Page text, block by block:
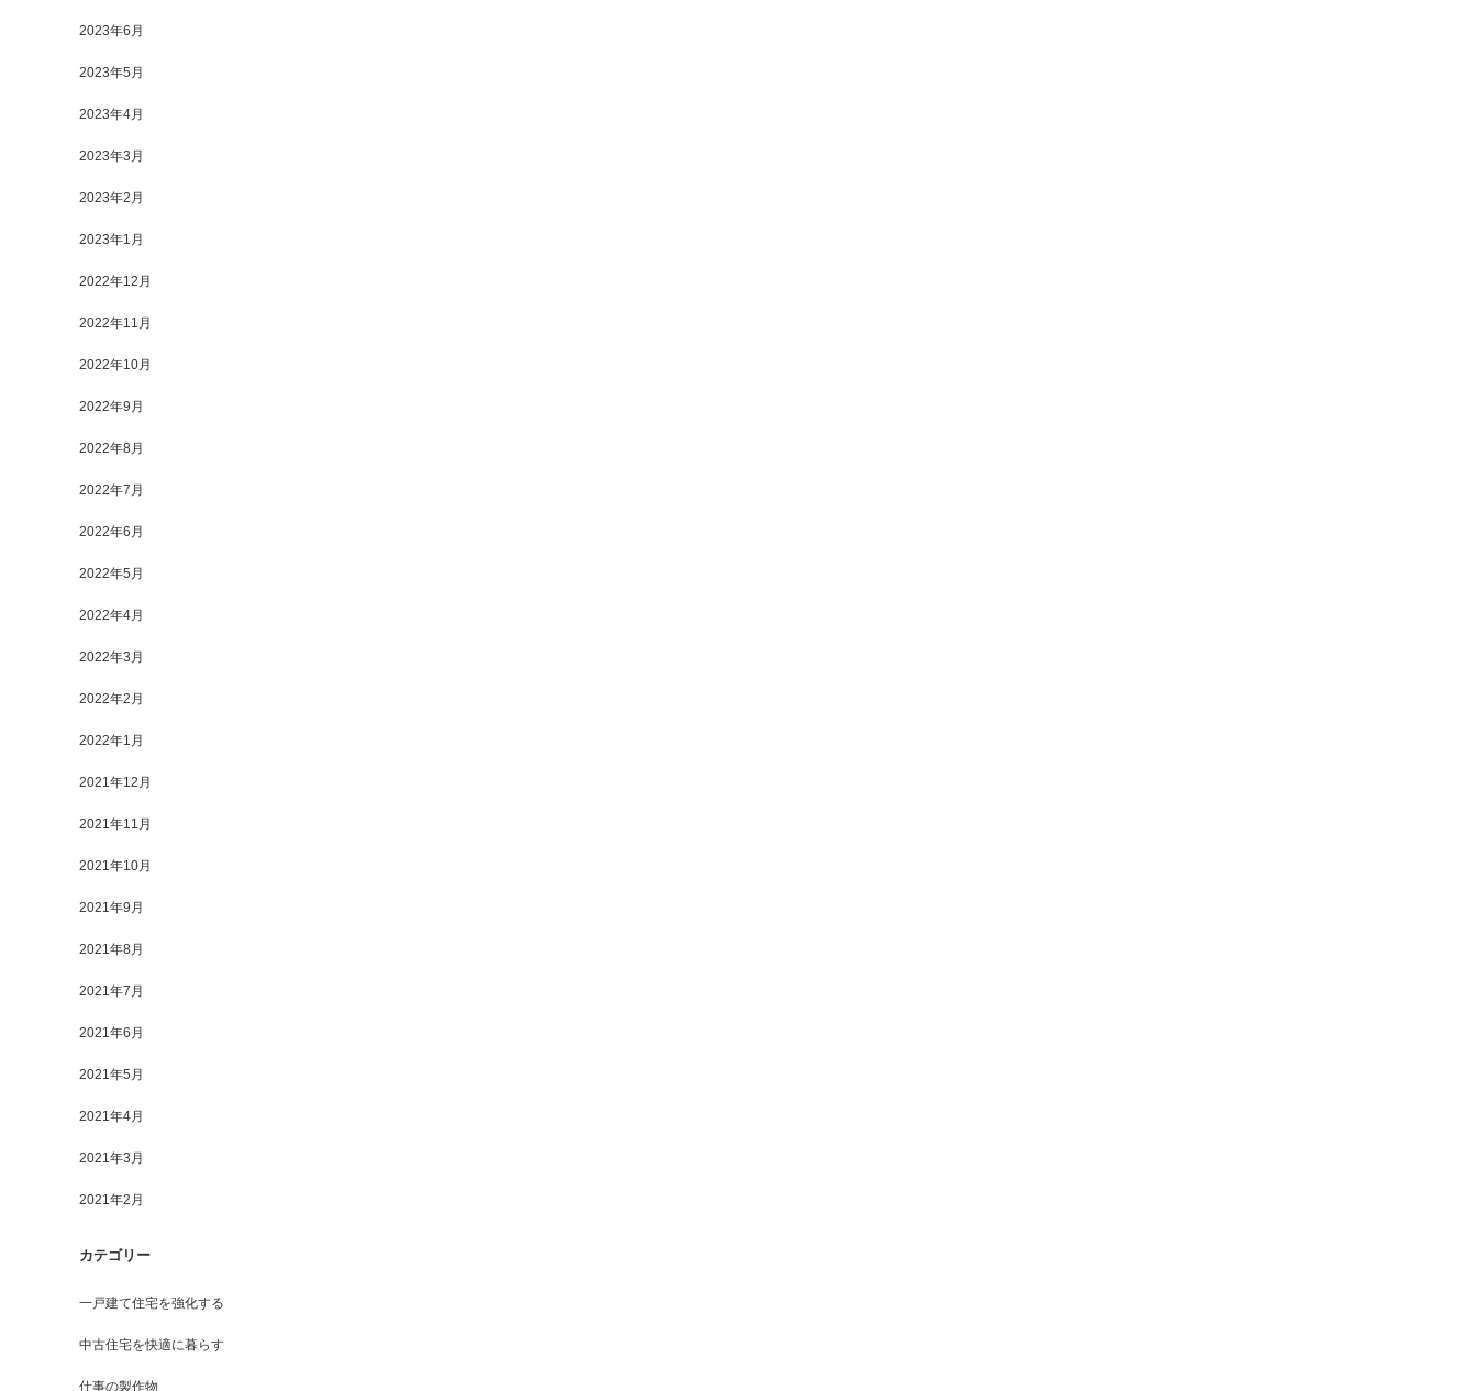
2023年6月
2023年5月
2023年4月
2023年3月
2023年2月
2023年1月
2022年12月
2022年11月
2022年10月
2022年9月
2022年8月
2022年7月
2022年6月
2022年5月
2022年4月
2022年3月
2022年2月
2022年1月
2021年12月
2021年11月
2021年10月
2021年9月
2021年8月
2021年7月
2021年6月
2021年5月
2021年4月
2021年3月
2021年2月
カテゴリー
一戸建て住宅を強化する
中古住宅を快適に暮らす
仕事の製作物